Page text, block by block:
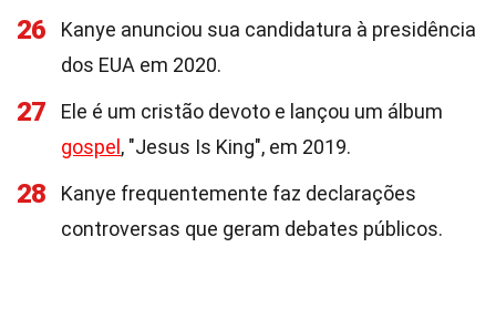
26
Kanye anunciou sua candidatura à presidência
dos EUA em 2020.
27
Ele é um cristão devoto e lançou um álbum
gospel , "Jesus Is King", em 2019.
28
Kanye frequentemente faz declarações
controversas que geram debates públicos.